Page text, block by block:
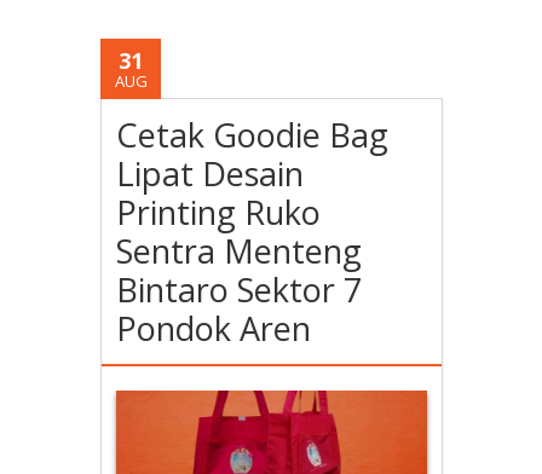
31
AUG
Cetak Goodie Bag
Lipat Desain
Printing Ruko
Sentra Menteng
Bintaro Sektor 7
Pondok Aren